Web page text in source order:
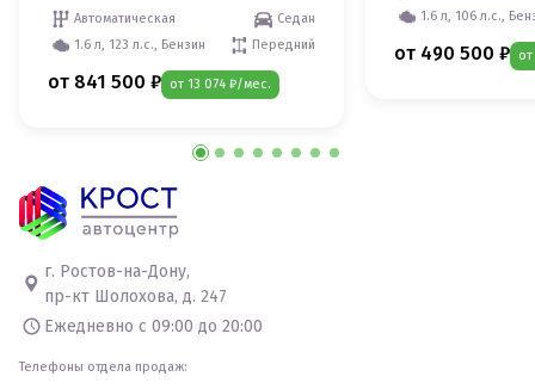
Автоматическая
Седан
1.6 л, 123 л.с., Бензин
Передний
от 841 500 ₽ от 13 074 ₽/мес.
1.6 л, 106 л.с.,
от 490 500 ₽
г. Ростов-на-Дону,
пр-кт Шолохова, д. 247
Ежедневно с 09:00 до 20:00
Телефоны отдела продаж: